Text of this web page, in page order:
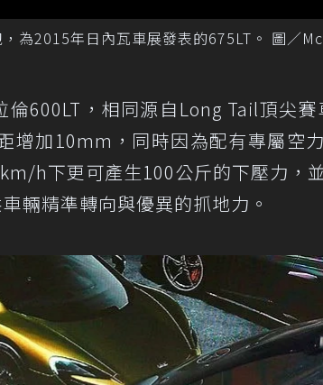
為2015年日內瓦車展發表的675LT。 圖／
600LT，相同源自Long Tail頂尖
增加10mm，同時因為配有專屬空力
h下更可產生100公斤的下壓力，
輛精準轉向與優異的抓地力。